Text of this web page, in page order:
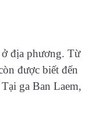
địa phương. Từ
được biết đến
ga Ban Laem,